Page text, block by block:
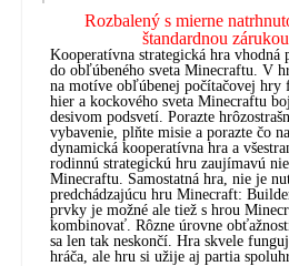
Rozbalený s mierne
štandardnou
Kooperatívna strategická hra vhodná
do obľúbeného sveta Minecraftu. V
na motíve obľúbenej počítačovej hry
hier a kockového sveta Minecraftu
desivom podsvetí. Porazte
vybavenie, plňte misie a porazte čo
dynamická kooperatívna hra a
rodinnú strategickú hru zaujímavú
Minecraftu. Samostatná hra, nie je
predchádzajúcu hru Minecraft:
prvky je možné ale tiež s hrou
kombinovať. Rôzne úrovne
sa len tak neskončí. Hra skvele
hráča, ale hru si užije aj partia